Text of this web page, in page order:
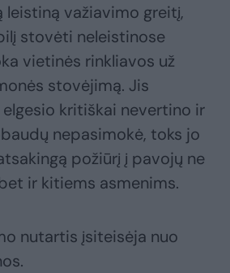
leistiną važiavimo greitį,
stovėti neleistinose
vietinės rinkliavos už
stovėjimą. Jis
kritiškai nevertino ir
nepasimokė, toks jo
požiūrį į pavojų ne
ir kitiems asmenims.
nutartis įsiteisėja nuo